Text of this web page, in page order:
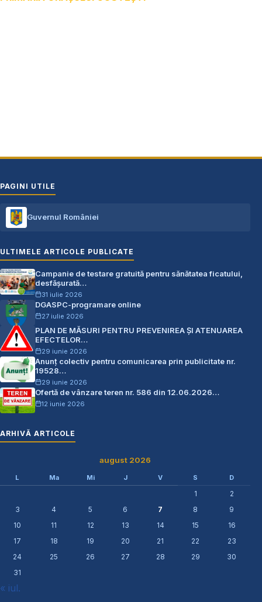
PAGINI UTILE
Guvernul României
ULTIMELE ARTICOLE PUBLICATE
Campanie de testare gratuită pentru sănătatea ficatului,
desfășurată…
31 iulie 2026
DGASPC-programare online
27 iulie 2026
PLAN DE MĂSURI PENTRU PREVENIREA ŞI ATENUAREA
EFECTELOR…
29 iunie 2026
Anunț colectiv pentru comunicarea prin publicitate nr.
19528…
29 iunie 2026
Ofertă de vânzare teren nr. 586 din 12.06.2026…
12 iunie 2026
ARHIVĂ ARTICOLE
august 2026
L Ma Mi J V S D
1
2
3
4 5 6 7 8
9
10
11 12 13 14 15
16
17
18 19 20 21 22
23
24
25 26 27 28 29
30
31
« iul.